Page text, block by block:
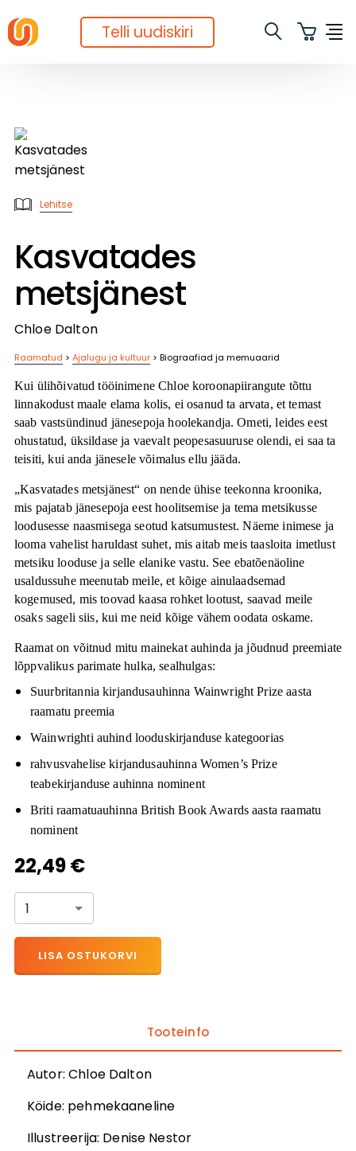
Telli uudiskiri
Lehitse
Kasvatades
metsjänest
Chloe Dalton
Raamatud > Ajalugu ja kultuur > Biograafiad ja memuaarid
Kui ülihõivatud tööinimene Chloe koroonapiirangute tõttu
linnakodust maale elama kolis, ei osanud ta arvata, et temast
saab vastsündinud jänesepoja hoolekandja. Ometi, leides eest
ohustatud, üksildase ja vaevalt peopesasuuruse olendi, ei saa ta
teisiti, kui anda jänesele võimalus ellu jääda.
„Kasvatades metsjänest“ on nende ühise teekonna kroonika,
mis pajatab jänesepoja eest hoolitsemise ja tema metsikusse
loodusesse naasmisega seotud katsumustest. Näeme inimese ja
looma vahelist haruldast suhet, mis aitab meis taasloita imetlust
metsiku looduse ja selle elanike vastu. See ebatõenäoline
usaldussuhe meenutab meile, et kõige ainulaadsemad
kogemused, mis toovad kaasa rohket lootust, saavad meile
osaks sageli siis, kui me neid kõige vähem oodata oskame.
Raamat on võitnud mitu mainekat auhinda ja jõudnud preemiate
lõppvalikus parimate hulka, sealhulgas:
Suurbritannia kirjandusauhinna Wainwright Prize aasta
raamatu preemia
Wainwrighti auhind looduskirjanduse kategoorias
rahvusvahelise kirjandusauhinna Women’s Prize
teabekirjanduse auhinna nominent
Briti raamatuauhinna British Book Awards aasta raamatu
nominent
22,49 €
1
LISA OSTUKORVI
Tooteinfo
Autor:Chloe Dalton
Köide: pehmekaaneline
Illustreerija: Denise Nestor